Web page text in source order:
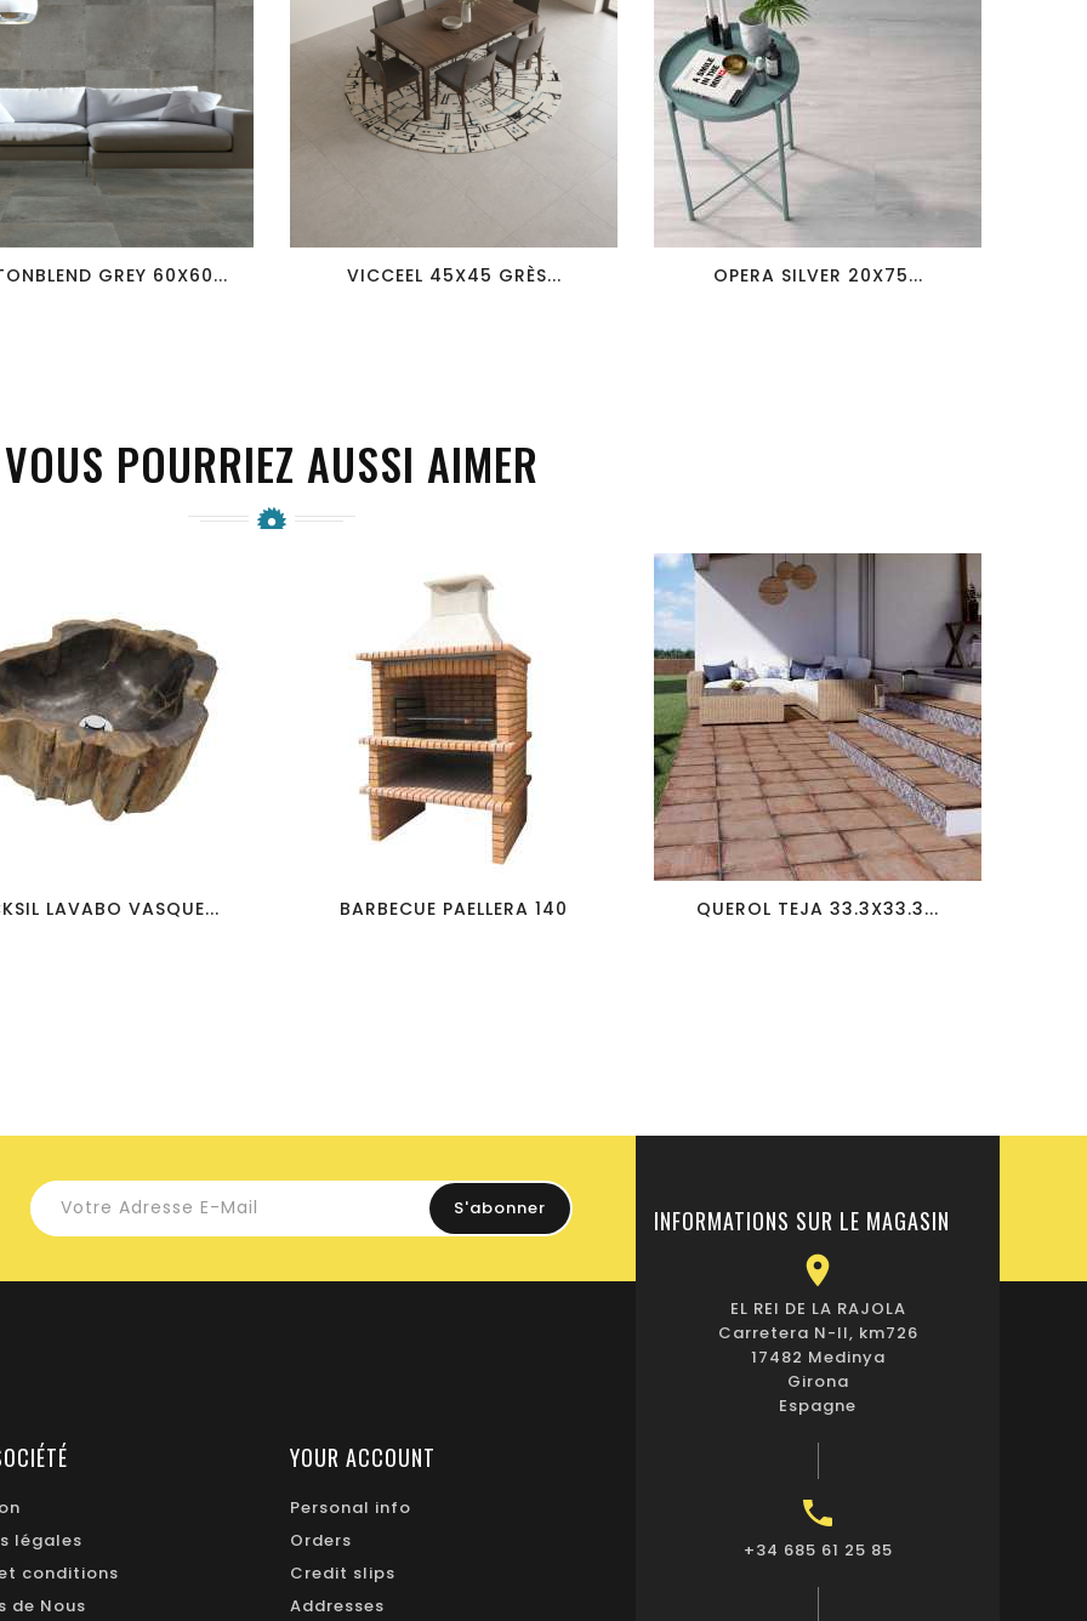
GREY 60X60... VICCEEL 45X45 GRÈS...
favorite_border
OPERA SILVER 20X75...
VOUS POURRIEZ AUSSI AIMER
LAVABO VASQUE... BARBECUE PAELLERA 140
favorite_border visibility
QUEROL TEJA 33.3X33.3...
légales
conditions
de Nous
YOUR ACCOUNT
Personal info
Orders
Credit slips
Addresses
INFORMATIONS SUR LE MAGASIN

EL REI DE LA RAJOLA
Carretera N-II, km726
17482 Medinya
Girona
Espagne

+34 685 61 25 85